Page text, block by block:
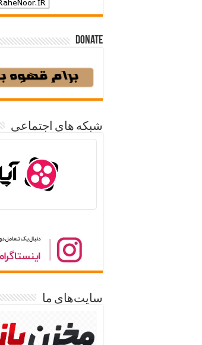
Donate
شبکه های اجتماعی
سایت‌های ما